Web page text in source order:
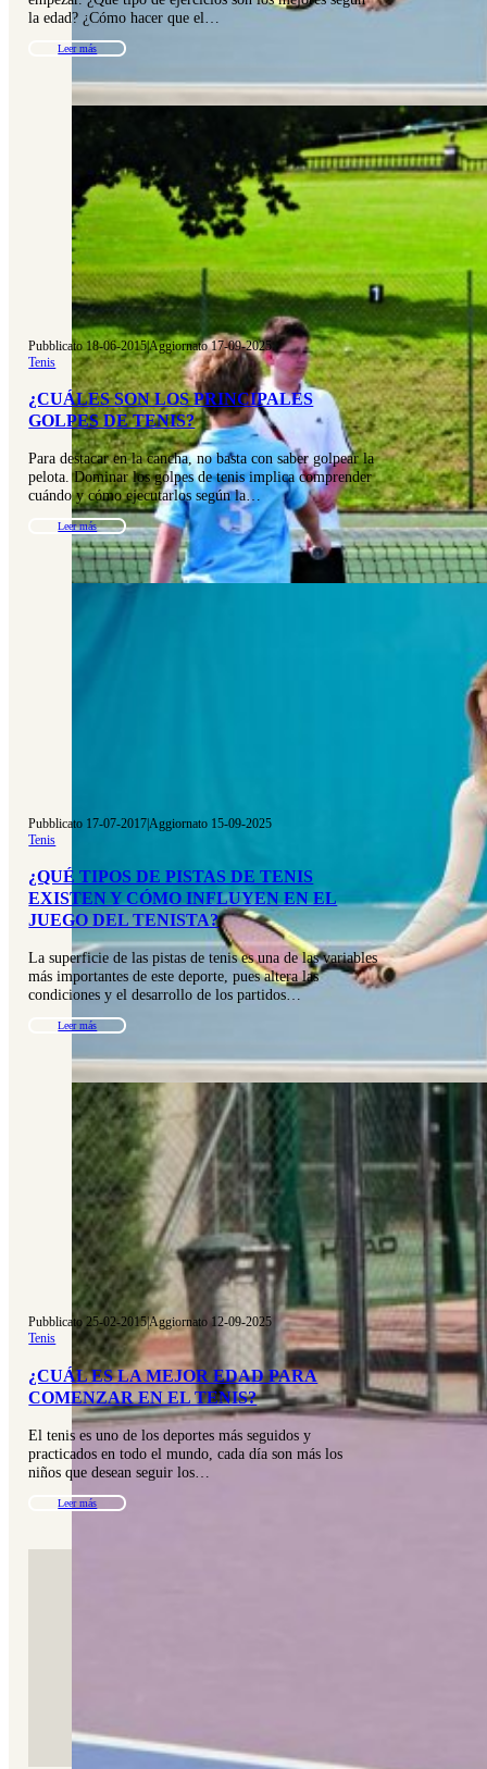
la edad? ¿Cómo hacer que el…
Leer más
Pubblicato 18-06-2015|Aggiornato 17-09-2025
Tenis
¿CUÁLES SON LOS PRINCIPALES
GOLPES DE TENIS?
Para destacar en la cancha, no basta con saber golpear la
pelota. Dominar los golpes de tenis implica comprender
cuándo y cómo ejecutarlos según la…
Leer más
Pubblicato 17-07-2017|Aggiornato 15-09-2025
Tenis
¿QUÉ TIPOS DE PISTAS DE TENIS
EXISTEN Y CÓMO INFLUYEN EN EL
JUEGO DEL TENISTA?
La superficie de las pistas de tenis es una de las variables
más importantes de este deporte, pues altera las
condiciones y el desarrollo de los partidos…
Leer más
Pubblicato 25-02-2015|Aggiornato 12-09-2025
Tenis
¿CUÁL ES LA MEJOR EDAD PARA
COMENZAR EN EL TENIS?
El tenis es uno de los deportes más seguidos y
practicados en todo el mundo, cada día son más los
niños que desean seguir los…
Leer más